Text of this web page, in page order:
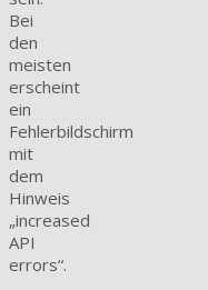
Bei
den
meisten
erscheint
ein
Fehlerbildschirm
mit
dem
Hinweis
„increased
API
errors“.